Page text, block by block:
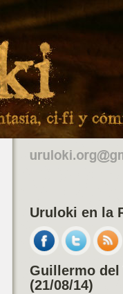
Uruloki en la
Guillermo del
(21/08/14)